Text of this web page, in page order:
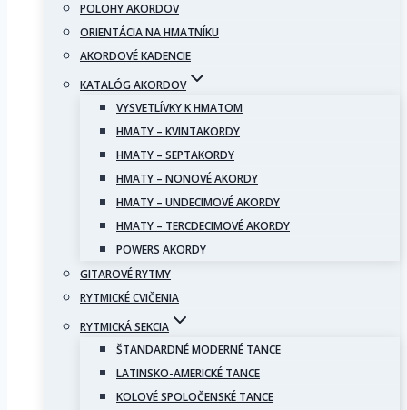
POLOHY AKORDOV
ORIENTÁCIA NA HMATNÍKU
AKORDOVÉ KADENCIE
KATALÓG AKORDOV
VYSVETLÍVKY K HMATOM
HMATY – KVINTAKORDY
HMATY – SEPTAKORDY
HMATY – NONOVÉ AKORDY
HMATY – UNDECIMOVÉ AKORDY
HMATY – TERCDECIMOVÉ AKORDY
POWERS AKORDY
GITAROVÉ RYTMY
RYTMICKÉ CVIČENIA
RYTMICKÁ SEKCIA
ŠTANDARDNÉ MODERNÉ TANCE
LATINSKO-AMERICKÉ TANCE
KOLOVÉ SPOLOČENSKÉ TANCE